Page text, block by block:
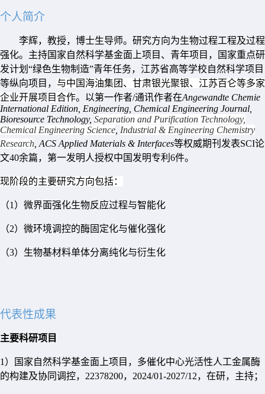
个人简介
李辉，教授，博士生导师。研究方向为生物过程工程及过程
强化。主持国家自然科学基金面上项目、青年项目，国家重点研
发计划 “绿色生物制造”青年任务，江苏省高等学校自然科学项目
等纵向项目， 与中国海油集团、甘肃银光聚银、江苏百仑等多家
企业开展项目合作。以第一作者/通讯作者在Angewandte Chemie
International Edition, Engineering, Chemical Engineering Journal,
Bioresource Technology, Separation and Purification Technology,
Chemical Engineering Science Industrial & Engineering Chemistry
Research , ACS Applied Materials & Interfaces等权威期刊发表SCI论
文40余篇，第一发明人授权中国发明专利 6件。
现阶段的主要研究方向包括：
（1 ）微界面强化生物反应过程与智能化
（2）微环境调控的酶固定化与催化强化
（3）生物基材料单体分离纯化与衍生化
代表性成果
主要科研项目
1 ）国家自然科学基金面上项目，多催化中心光活性人工金属酶
的构建及协同调控， 22378200， 2024/01-2027/12，在研，主持；